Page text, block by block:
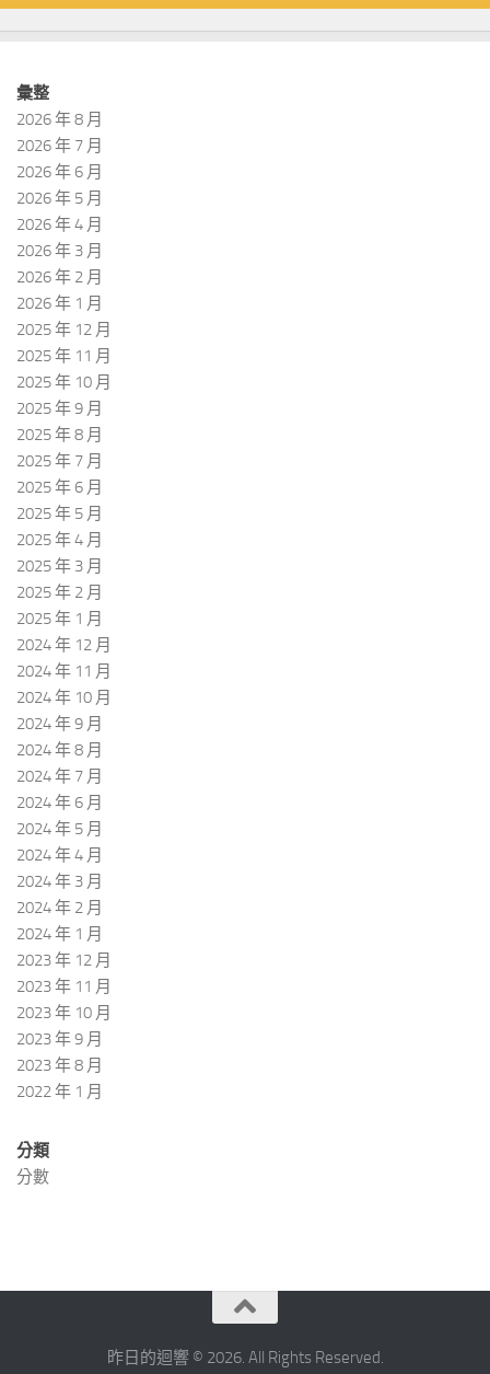
彙整
2026 年 8 月
2026 年 7 月
2026 年 6 月
2026 年 5 月
2026 年 4 月
2026 年 3 月
2026 年 2 月
2026 年 1 月
2025 年 12 月
2025 年 11 月
2025 年 10 月
2025 年 9 月
2025 年 8 月
2025 年 7 月
2025 年 6 月
2025 年 5 月
2025 年 4 月
2025 年 3 月
2025 年 2 月
2025 年 1 月
2024 年 12 月
2024 年 11 月
2024 年 10 月
2024 年 9 月
2024 年 8 月
2024 年 7 月
2024 年 6 月
2024 年 5 月
2024 年 4 月
2024 年 3 月
2024 年 2 月
2024 年 1 月
2023 年 12 月
2023 年 11 月
2023 年 10 月
2023 年 9 月
2023 年 8 月
2022 年 1 月
分類
分數
昨日的迴響 © 2026. All Rights Reserved.